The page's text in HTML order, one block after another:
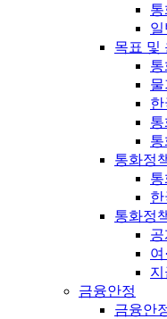
목표 및
물
통화정
한
통화정
여
금융안정
금융안